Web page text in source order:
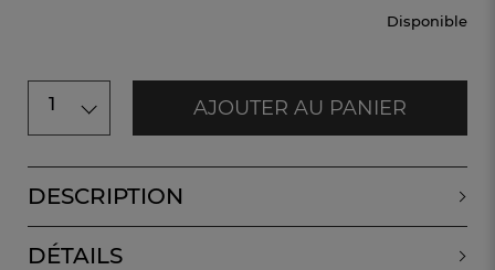
Disponible
1 AJOUTER AU PANIER
DESCRIPTION
DÉTAILS